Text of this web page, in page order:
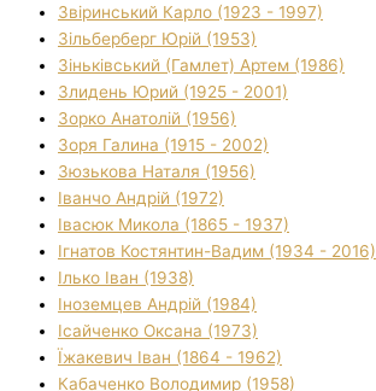
Звіринський Карло (1923 - 1997)
Зільберберг Юрій (1953)
Зіньківський (Гамлет) Артем (1986)
Злидень Юрий (1925 - 2001)
Зорко Анатолій (1956)
Зоря Галина (1915 - 2002)
Зюзькова Наталя (1956)
Іванчо Андрій (1972)
Івасюк Микола (1865 - 1937)
Ігнатов Костянтин-Вадим (1934 - 2016)
Ілько Іван (1938)
Іноземцев Андрій (1984)
Ісайченко Оксана (1973)
Їжакевич Іван (1864 - 1962)
Кабаченко Володимир (1958)